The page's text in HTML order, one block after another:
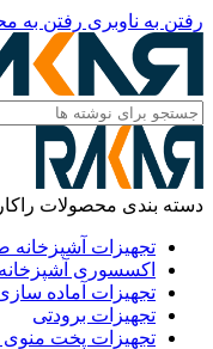
رفتن به ناوبری رفتن به
دسته بندی محصولات راکار
تجهیزات آشپزخانه
اکسسوری آشپزخانه
تجهیزات آماده
تجهیزات برودتی
تجهیزات پخت منوی